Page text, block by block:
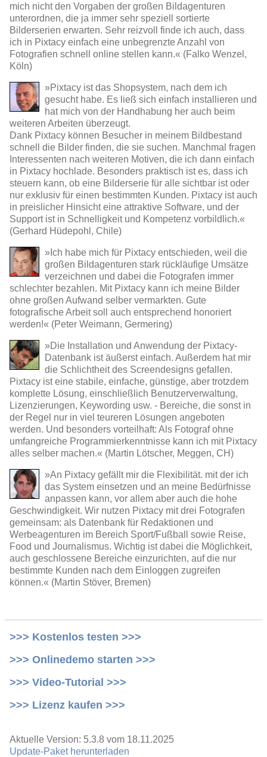
mich nicht den Vorgaben der großen Bildagenturen
unterordnen, die ja immer sehr speziell sortierte
Bilderserien erwarten. Sehr reizvoll finde ich auch, dass
ich in Pixtacy einfach eine unbegrenzte Anzahl von
Fotografien schnell online stellen kann.« (Falko Wenzel,
Köln)
»Pixtacy ist das Shopsystem, nach dem ich
gesucht habe. Es ließ sich einfach installieren und
hat mich von der Handhabung her auch beim
weiteren Arbeiten überzeugt.
Dank Pixtacy können Besucher in meinem Bildbestand
schnell die Bilder finden, die sie suchen. Manchmal fragen
Interessenten nach weiteren Motiven, die ich dann einfach
in Pixtacy hochlade. Besonders praktisch ist es, dass ich
steuern kann, ob eine Bilderserie für alle sichtbar ist oder
nur exklusiv für einen bestimmten Kunden. Pixtacy ist auch
in preislicher Hinsicht eine attraktive Software, und der
Support ist in Schnelligkeit und Kompetenz vorbildlich.«
(Gerhard Hüdepohl, Chile)
»Ich habe mich für Pixtacy entschieden, weil die
großen Bildagenturen stark rückläufige Umsätze
verzeichnen und dabei die Fotografen immer
schlechter bezahlen. Mit Pixtacy kann ich meine Bilder
ohne großen Aufwand selber vermarkten. Gute
fotografische Arbeit soll auch entsprechend honoriert
werden!« (Peter Weimann, Germering)
»Die Installation und Anwendung der Pixtacy-
Datenbank ist äußerst einfach. Außerdem hat mir
die Schlichtheit des Screendesigns gefallen.
Pixtacy ist eine stabile, einfache, günstige, aber trotzdem
komplette Lösung, einschließlich Benutzerverwaltung,
Lizenzierungen, Keywording usw. - Bereiche, die sonst in
der Regel nur in viel teureren Lösungen angeboten
werden. Und besonders vorteilhaft: Als Fotograf ohne
umfangreiche Programmierkenntnisse kann ich mit Pixtacy
alles selber machen.« (Martin Lötscher, Meggen, CH)
»An Pixtacy gefällt mir die Flexibilität. mit der ich
das System einsetzen und an meine Bedürfnisse
anpassen kann, vor allem aber auch die hohe
Geschwindigkeit. Wir nutzen Pixtacy mit drei Fotografen
gemeinsam: als Datenbank für Redaktionen und
Werbeagenturen im Bereich Sport/Fußball sowie Reise,
Food und Journalismus. Wichtig ist dabei die Möglichkeit,
auch geschlossene Bereiche einzurichten, auf die nur
bestimmte Kunden nach dem Einloggen zugreifen
können.« (Martin Stöver, Bremen)
>>> Kostenlos testen >>>
>>> Onlinedemo starten >>>
>>> Video-Tutorial >>>
>>> Lizenz kaufen >>>
Aktuelle Version: 5.3.8 vom 18.11.2025
Update-Paket herunterladen